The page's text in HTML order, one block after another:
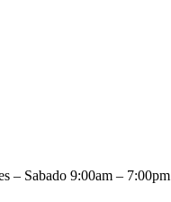
– Sabado 9:00am – 7:00pm